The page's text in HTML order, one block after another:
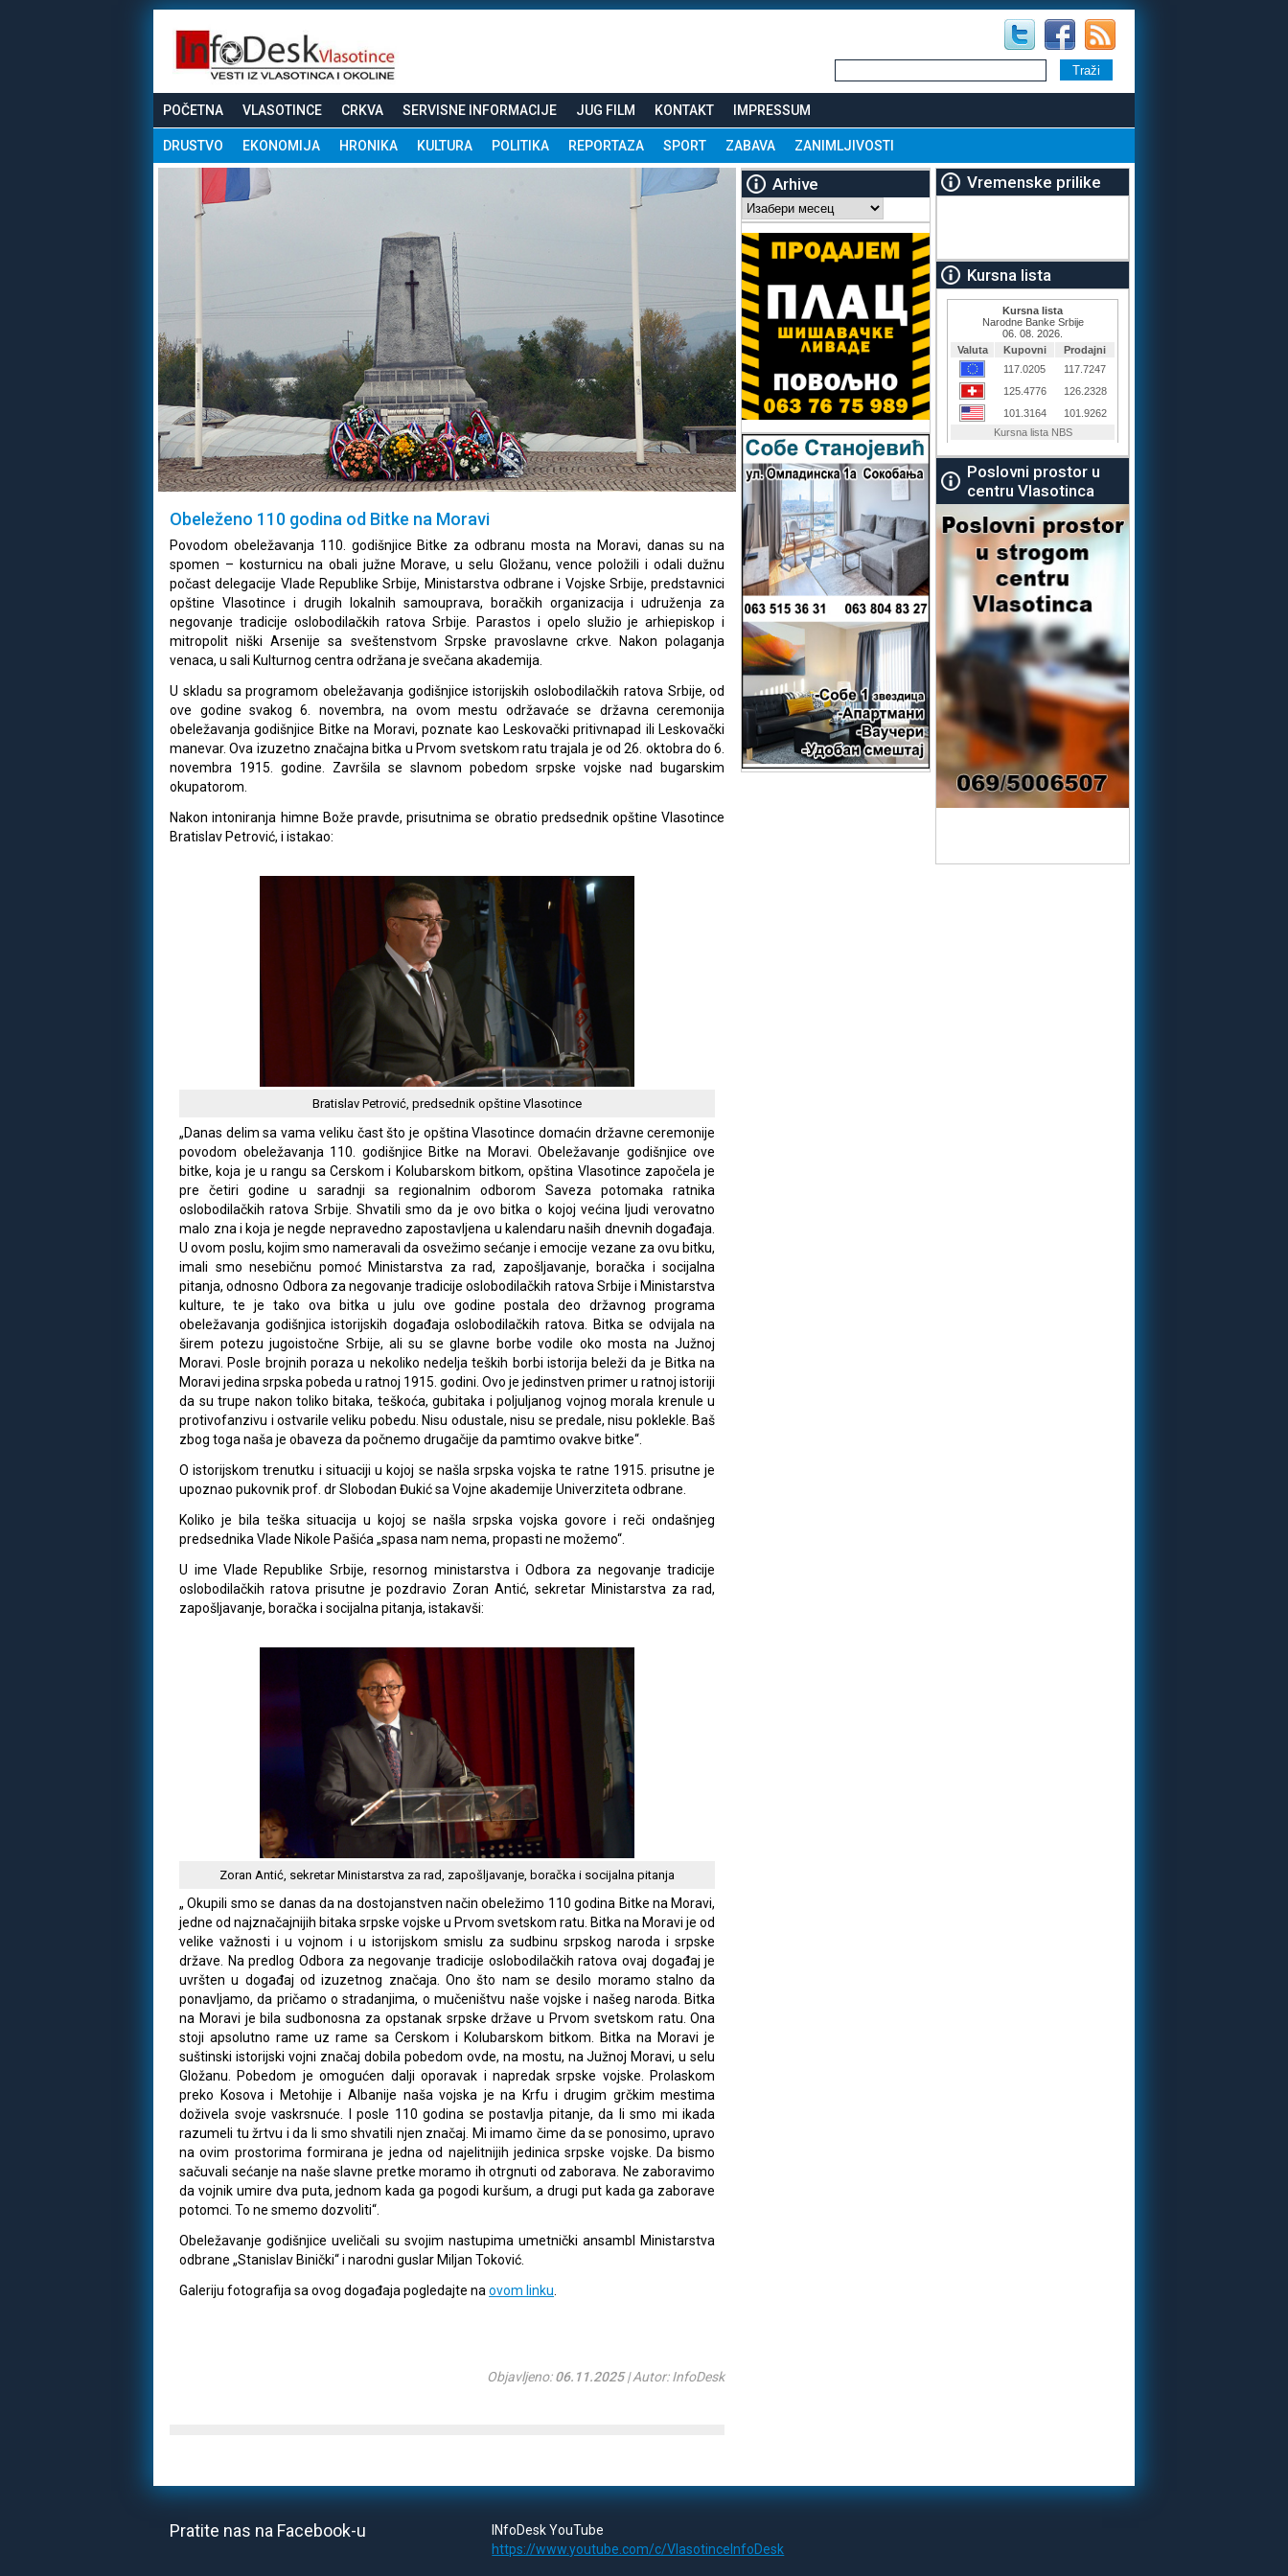
POČETNA VLASOTINCE CRKVA SERVISNE INFORMACIJE JUG FILM KONTAKT IMPRESSUM
DRUSTVO EKONOMIJA HRONIKA KULTURA POLITIKA REPORTAZA SPORT ZABAVA ZANIMLJIVOSTI
Obeleženo 110 godina od Bitke na Moravi
Povodom obeležavanja 110. godišnjice Bitke za odbranu mosta na Moravi, danas su na
spomen – kosturnicu na obali južne Morave, u selu Gložanu, vence položili i odali dužnu
počast delegacije Vlade Republike Srbije, Ministarstva odbrane i Vojske Srbije, predstavnici
opštine Vlasotince i drugih lokalnih samouprava, boračkih organizacija i udruženja za
negovanje tradicije oslobodilačkih ratova Srbije. Parastos i opelo služio je arhiepiskop i
mitropolit niški Arsenije sa sveštenstvom Srpske pravoslavne crkve. Nakon polaganja
venaca, u sali Kulturnog centra održana je svečana akademija.
U skladu sa programom obeležavanja godišnjice istorijskih oslobodilačkih ratova Srbije, od
ove godine svakog 6. novembra, na ovom mestu održavaće se državna ceremonija
obeležavanja godišnjice Bitke na Moravi, poznate kao Leskovački pritivnapad ili Leskovački
manevar. Ova izuzetno značajna bitka u Prvom svetskom ratu trajala je od 26. oktobra do 6.
novembra 1915. godine. Završila se slavnom pobedom srpske vojske nad bugarskim
okupatorom.
Nakon intoniranja himne Bože pravde, prisutnima se obratio predsednik opštine Vlasotince
Bratislav Petrović, i istakao:
Bratislav Petrović, predsednik opštine Vlasotince
„Danas delim sa vama veliku čast što je opština Vlasotince domaćin državne ceremonije
povodom obeležavanja 110. godišnjice Bitke na Moravi. Obeležavanje godišnjice ove
bitke, koja je u rangu sa Cerskom i Kolubarskom bitkom, opština Vlasotince započela je
pre četiri godine u saradnji sa regionalnim odborom Saveza potomaka ratnika
oslobodilačkih ratova Srbije. Shvatili smo da je ovo bitka o kojoj većina ljudi verovatno
malo zna i koja je negde nepravedno zapostavljena u kalendaru naših dnevnih događaja.
U ovom poslu, kojim smo nameravali da osvežimo sećanje i emocije vezane za ovu bitku,
imali smo nesebičnu pomoć Ministarstva za rad, zapošljavanje, boračka i socijalna
pitanja, odnosno Odbora za negovanje tradicije oslobodilačkih ratova Srbije i Ministarstva
kulture, te je tako ova bitka u julu ove godine postala deo državnog programa
obeležavanja godišnjica istorijskih događaja oslobodilačkih ratova. Bitka se odvijala na
širem potezu jugoistočne Srbije, ali su se glavne borbe vodile oko mosta na Južnoj
Moravi. Posle brojnih poraza u nekoliko nedelja teških borbi istorija beleži da je Bitka na
Moravi jedina srpska pobeda u ratnoj 1915. godini. Ovo je jedinstven primer u ratnoj istoriji
da su trupe nakon toliko bitaka, teškoća, gubitaka i poljuljanog vojnog morala krenule u
protivofanzivu i ostvarile veliku pobedu. Nisu odustale, nisu se predale, nisu poklekle. Baš
zbog toga naša je obaveza da počnemo drugačije da pamtimo ovakve bitke“.
O istorijskom trenutku i situaciji u kojoj se našla srpska vojska te ratne 1915. prisutne je
upoznao pukovnik prof. dr Slobodan Đukić sa Vojne akademije Univerziteta odbrane.
Koliko je bila teška situacija u kojoj se našla srpska vojska govore i reči ondašnjeg
predsednika Vlade Nikole Pašića „spasa nam nema, propasti ne možemo“.
U ime Vlade Republike Srbije, resornog ministarstva i Odbora za negovanje tradicije
oslobodilačkih ratova prisutne je pozdravio Zoran Antić, sekretar Ministarstva za rad,
zapošljavanje, boračka i socijalna pitanja, istakavši:
Zoran Antić, sekretar Ministarstva za rad, zapošljavanje, boračka i socijalna pitanja
„ Okupili smo se danas da na dostojanstven način obeležimo 110 godina Bitke na Moravi,
jedne od najznačajnijih bitaka srpske vojske u Prvom svetskom ratu. Bitka na Moravi je od
velike važnosti i u vojnom i u istorijskom smislu za sudbinu srpskog naroda i srpske
države. Na predlog Odbora za negovanje tradicije oslobodilačkih ratova ovaj događaj je
uvršten u događaj od izuzetnog značaja. Ono što nam se desilo moramo stalno da
ponavljamo, da pričamo o stradanjima, o mučeništvu naše vojske i našeg naroda. Bitka
na Moravi je bila sudbonosna za opstanak srpske države u Prvom svetskom ratu. Ona
stoji apsolutno rame uz rame sa Cerskom i Kolubarskom bitkom. Bitka na Moravi je
suštinski istorijski vojni značaj dobila pobedom ovde, na mostu, na Južnoj Moravi, u selu
Gložanu. Pobedom je omogućen dalji oporavak i napredak srpske vojske. Prolaskom
preko Kosova i Metohije i Albanije naša vojska je na Krfu i drugim grčkim mestima
doživela svoje vaskrsnuće. I posle 110 godina se postavlja pitanje, da li smo mi ikada
razumeli tu žrtvu i da li smo shvatili njen značaj. Mi imamo čime da se ponosimo, upravo
na ovim prostorima formirana je jedna od najelitnijih jedinica srpske vojske. Da bismo
sačuvali sećanje na naše slavne pretke moramo ih otrgnuti od zaborava. Ne zaboravimo
da vojnik umire dva puta, jednom kada ga pogodi kuršum, a drugi put kada ga zaborave
potomci. To ne smemo dozvoliti“.
Obeležavanje godišnjice uveličali su svojim nastupima umetnički ansambl Ministarstva
odbrane „Stanislav Binički“ i narodni guslar Miljan Toković.
Galeriju fotografija sa ovog događaja pogledajte naovom linku.
Objavljeno:06.11.2025| Autor: InfoDesk
Arhive
Arhive
Vremenske prilike
Kursna lista
Poslovni prostor u
centru Vlasotinca
Pratite nas na Facebook-u
INfoDesk YouTube
https://www.youtube.com/c/VlasotinceInfoDesk